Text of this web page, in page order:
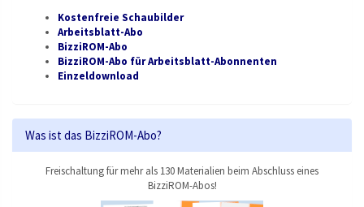
Kostenfreie Schaubilder
Arbeitsblatt-Abo
BizziROM-Abo
BizziROM-Abo für Arbeitsblatt-Abonnenten
Einzeldownload
Was ist das BizziROM-Abo?
Freischaltung für mehr als 130 Materialien beim Abschluss eines
BizziROM-Abos!